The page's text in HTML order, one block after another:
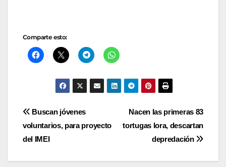
Comparte esto:
Navegación
de
entradas
Nacen las primeras 83
tortugas lora, descartan
depredación
Buscan jóvenes
voluntarios, para proyecto
del IMEI